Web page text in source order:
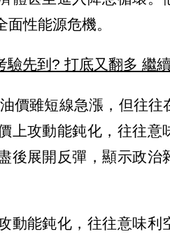
性能源危機。
先到? 打底又翻多 繼
價雖短線急漲，但往往
上攻動能鈍化，往往意
後展開反彈，顯示政治
動能鈍化，往往意味利